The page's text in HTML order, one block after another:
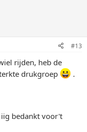
#13
rijden, heb de
drukgroep
.
bedankt voor't